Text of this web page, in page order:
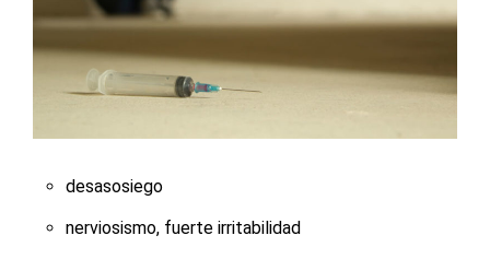
desasosiego
nerviosismo, fuerte irritabilidad